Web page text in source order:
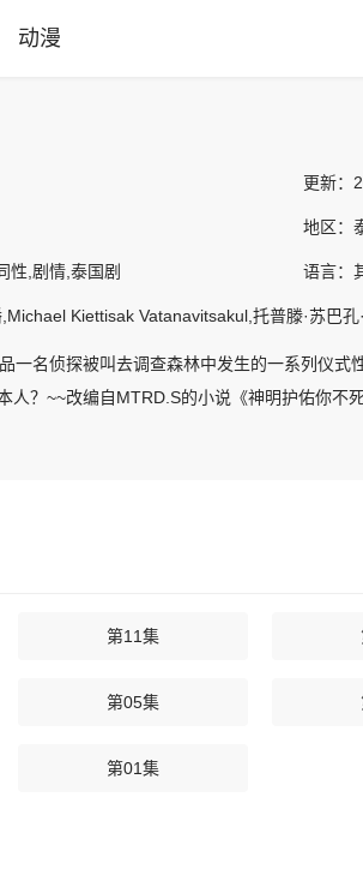
动漫
更新：
地区：
性,剧情,泰国剧 语言：
Kiettisak Vatanavitsakul,托普滕·苏巴
一名侦探被叫去调查森林中发生的一系列仪式
人？~~改编自MTRD.S的小说《神明护佑你不
第11集
第05集
第01集